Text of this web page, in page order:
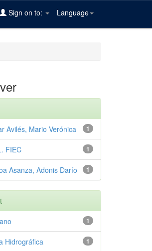
Language
Sign on to:
1
Avilés, Mario Verónica
1
FIEC
1
Asanza, Adonis Darío
1
1
Hidrográfica